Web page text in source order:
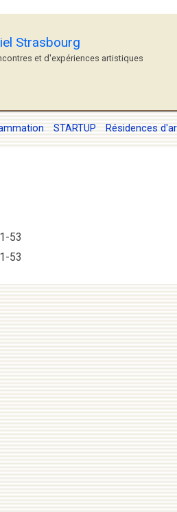
Strasbourg
et d'expériences artistiques
STARTUP Résidences
53
53